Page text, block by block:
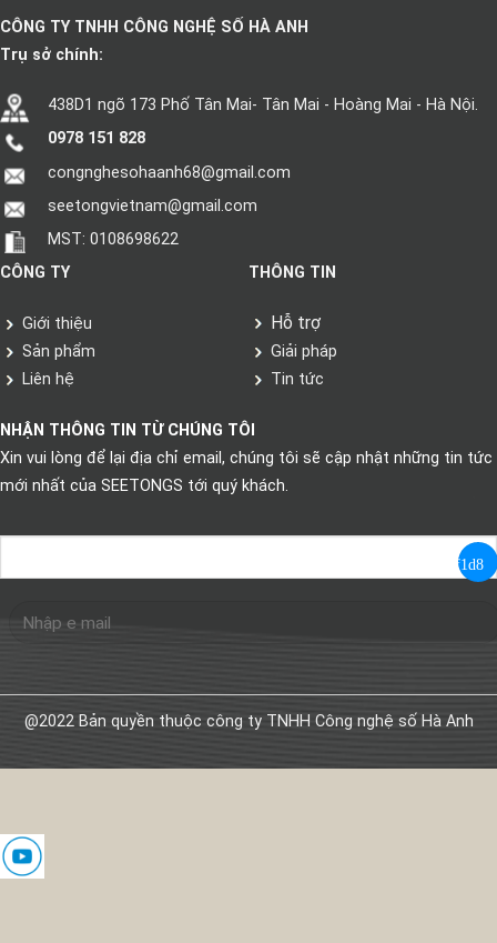
CÔNG TY TNHH CÔNG NGHỆ SỐ HÀ ANH
Trụ sở chính:
438D1 ngõ 173 Phố Tân Mai- Tân Mai - Hoàng Mai - Hà Nội.
0978 151 828
congnghesohaanh68@gmail.com
seetongvietnam@gmail.com
MST: 0108698622
CÔNG TY
Giới thiệu
Sản phẩm
Liên hệ
THÔNG TIN
Hỗ trợ
Giải pháp
Tin tức
NHẬN THÔNG TIN TỪ CHÚNG TÔI
Xin vui lòng để lại địa chỉ email, chúng tôi sẽ cập nhật những tin tức
mới nhất của SEETONGS tới quý khách.
@2022 Bản quyền thuộc công ty TNHH Công nghệ số Hà Anh